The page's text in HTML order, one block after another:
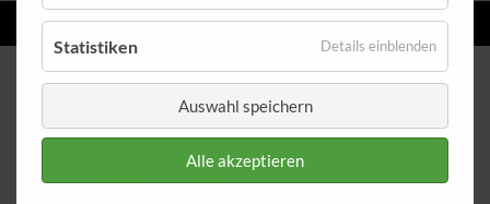
EINZELLEITUNGENNACH MASS
Ringfitting 004 Ø 10,2
Statistiken Details einblenden
Auswahl speichern
Alle akzeptieren